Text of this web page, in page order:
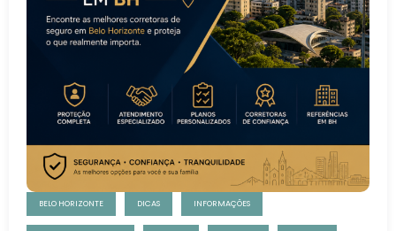
BELO HORIZONTE DICAS INFORMAÇÕES